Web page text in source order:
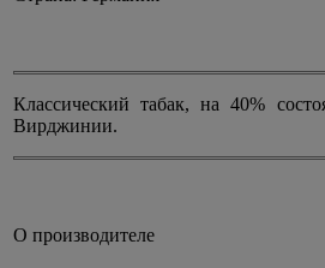
Классический табак, на 40%
Вирджинии.
О производителе